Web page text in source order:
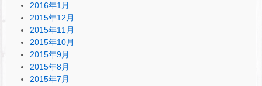
2016年1月
2015年12月
2015年11月
2015年10月
2015年9月
2015年8月
2015年7月